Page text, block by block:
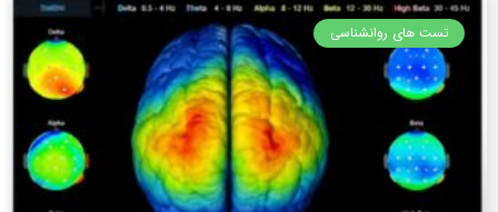
تست های روانشناسی